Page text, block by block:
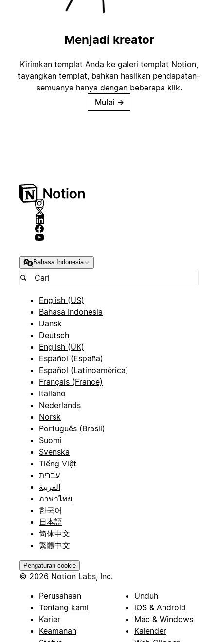
Menjadi kreator
Kirimkan templat Anda ke galeri templat Notion,
tayangkan templat, bahkan hasilkan pendapatan–
semuanya hanya dengan beberapa klik.
Mulai →
Bahasa Indonesia
English (US)
Bahasa Indonesia
Dansk
Deutsch
English (UK)
Español (España)
Español (Latinoamérica)
Français (France)
Italiano
Nederlands
Norsk
Português (Brasil)
Suomi
Svenska
Tiếng Việt
עברית
العربية
ภาษาไทย
한국어
日本語
简体中文
繁體中文
Pengaturan cookie
© 2026 Notion Labs, Inc.
Perusahaan
Tentang kami
Karier
Keamanan
Unduh
iOS & Android
Mac & Windows
Kalender